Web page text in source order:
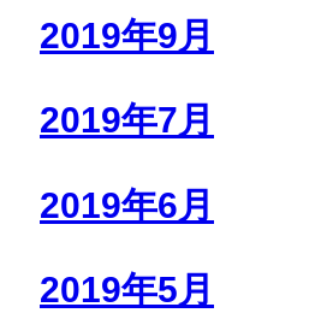
2019年9月
2019年7月
2019年6月
2019年5月